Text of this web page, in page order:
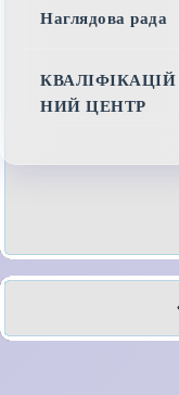
Наглядова рада
КВАЛІФІКАЦІЙ
НИЙ ЦЕНТР